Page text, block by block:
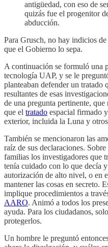
antigüedad, con eso de
quizás fue el progenitor
abducción.
Para Grusch, no hay indicios
que el Gobierno lo sepa.
A continuación se formuló una
tecnología UAP, y se le
planteaban defender un tratado
resultantes de esas
de una pregunta pertinente,
que el tratado espacial firmado
exterior, incluida la Luna y otros
También se mencionaron las
raíz de sus declaraciones.
familias los investigadores que
tenía cuidado con lo que decía
autorización de alto nivel, o en
mantener las cosas en secreto.
implique procedimientos a
AARO. Animó a todos los
ayuda. Para los ciudadanos,
protegerlos.
Un hombre le preguntó